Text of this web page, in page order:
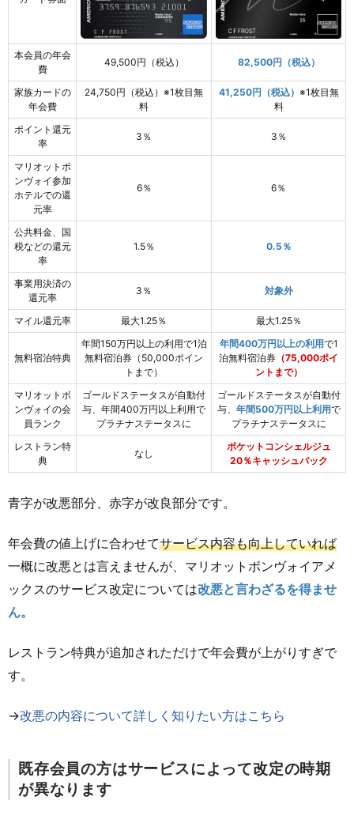
本会員の年会
費
49,500円（税込） 82,500円（税込）
家族カードの
年会費
24,750円（税込）※1枚目無
料
41,250円（税込） ※1枚目無
料
ポイント還元
率
3％ 3％
マリオットボ
ンヴォイ参加
ホテルでの還
元率
6％ 6％
公共料金、国
税などの還元
率
1.5％ 0.5％
事業用決済の
還元率
3％ 対象外
マイル還元率 最大1.25％ 最大1.25％
無料宿泊特典
年間150万円以上の利用で1泊
無料宿泊券（50,000ポイン
トまで）
年間400万円以上の利用で1
泊無料宿泊券 （75,000ポイ
ントまで）
マリオットボ
ンヴォイの会
員ランク
ゴールドステータスが自動付
与、年間400万円以上利用で
プラチナステータスに
ゴールドステータスが自動付
与、 年間500万円以上利用で
プラチナステータスに
レストラン特
典
なし
ポケットコンシェルジュ
20％キャッシュバック
青字が改悪部分、赤字が改良部分です。
年会費の値上げに合わせてサービス内容も向上していれば
一概に改悪とは言えませんが、マリオットボンヴォイアメ
ックスのサービス改定については改悪と言わざるを得ませ
ん。
レストラン特典が追加されただけで年会費が上がりすぎで
す。
→改悪の内容について詳しく知りたい方はこちら
既存会員の方はサービスによって改定の時期
が異なります